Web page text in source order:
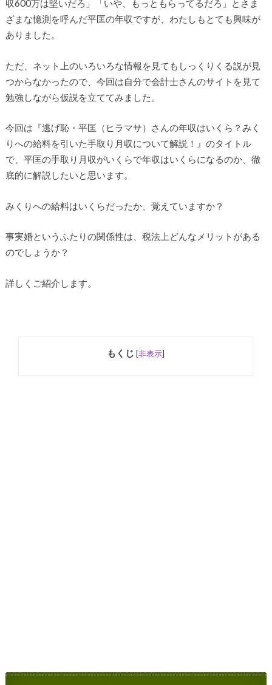
収600万は堅いだろ」「いや、もっともらってるだろ」とさま
ざまな憶測を呼んだ平匡の年収ですが、わたしもとても興味が
ありました。
ただ、ネット上のいろいろな情報を見てもしっくりくる説が見
つからなかったので、今回は自分で会計士さんのサイトを見て
勉強しながら仮説を立ててみました。
今回は『逃げ恥・平匡（ヒラマサ）さんの年収はいくら？みく
りへの給料を引いた手取り月収について解説！』のタイトル
で、平匡の手取り月収がいくらで年収はいくらになるのか、徹
底的に解説したいと思います。
みくりへの給料はいくらだったか、覚えていますか？
事実婚というふたりの関係性は、税法上どんなメリットがある
のでしょうか？
詳しくご紹介します。
もくじ [非表示]